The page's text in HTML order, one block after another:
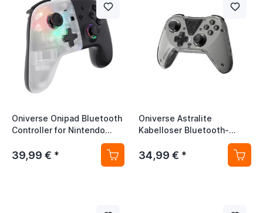
Oniverse Onipad Bluetooth
Controller for Nintendo
Switch / PC / IOS / Android
White Star
39,99 € *
Oniverse Astralite
Kabelloser Bluetooth-
Controller + Ladestation
(Nintendo Switch - PC -
34,99 € *